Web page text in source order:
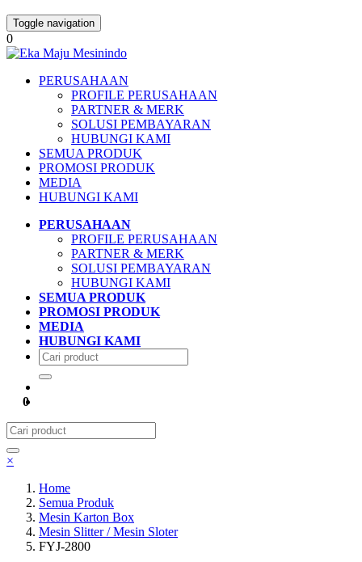
Toggle navigation
0
PERUSAHAAN
PROFILE PERUSAHAAN
PARTNER & MERK
SOLUSI PEMBAYARAN
HUBUNGI KAMI
SEMUA PRODUK
PROMOSI PRODUK
MEDIA
HUBUNGI KAMI
PERUSAHAAN
PROFILE PERUSAHAAN
PARTNER & MERK
SOLUSI PEMBAYARAN
HUBUNGI KAMI
SEMUA PRODUK
PROMOSI PRODUK
MEDIA
HUBUNGI KAMI
0
×
Home
Semua Produk
Mesin Karton Box
Mesin Slitter / Mesin Sloter
FYJ-2800